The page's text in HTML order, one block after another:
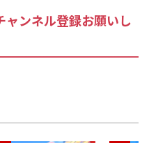
ンネル登録お願いし